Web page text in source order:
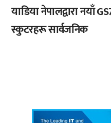
याडिया नेपालद्वारा नयाँ
स्कुटरहरू सार्वजनिक